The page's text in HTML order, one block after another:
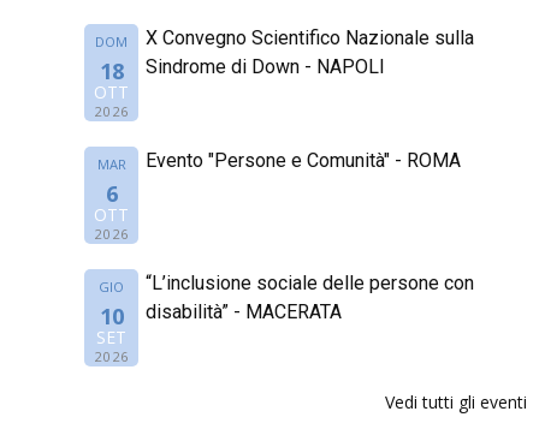
DOM
18
OTT
2026
X Convegno Scientifico Nazionale sulla
Sindrome di Down - NAPOLI
MAR
6
OTT
2026
Evento "Persone e Comunità" - ROMA
GIO
10
SET
2026
“L’inclusione sociale delle persone con
disabilità” - MACERATA
Vedi tutti gli eventi